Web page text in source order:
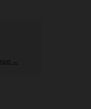
→